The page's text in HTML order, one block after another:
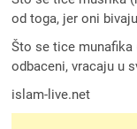
od toga, jer oni
Što se tice
odbaceni, vracaju u
islam-live.net